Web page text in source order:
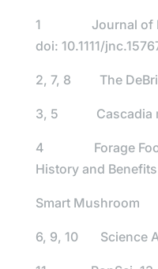
1 Journal of
doi: 10.1111/
2, 7, 8 The
3, 5 Cascadia
4 Forage
History and
Smart Mushroom
6, 9, 10 Science